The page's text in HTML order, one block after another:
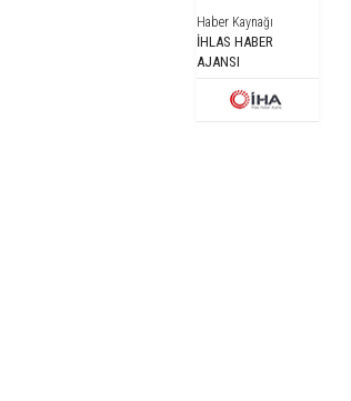
Haber Kaynağı
İHLAS HABER
AJANSI